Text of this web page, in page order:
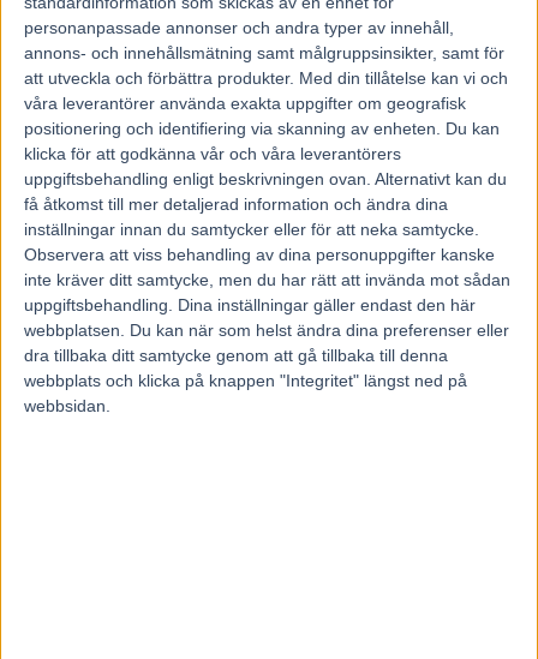
personanpassade annonser och andra typer av innehåll,
annons- och innehållsmätning samt målgruppsinsikter, samt för
att utveckla och förbättra produkter. Med din tillåtelse kan vi och
våra leverantörer använda exakta uppgifter om geografisk
positionering och identifiering via skanning av enheten. Du kan
klicka för att godkänna vår och våra leverantörers
uppgiftsbehandling enligt beskrivningen ovan. Alternativt kan du
få åtkomst till mer detaljerad information och ändra dina
inställningar innan du samtycker eller för att neka samtycke.
Observera att viss behandling av dina personuppgifter kanske
inte kräver ditt samtycke, men du har rätt att invända mot sådan
uppgiftsbehandling. Dina inställningar gäller endast den här
webbplatsen. Du kan när som helst ändra dina preferenser eller
dra tillbaka ditt samtycke genom att gå tillbaka till denna
webbplats och klicka på knappen "Integritet" längst ned på
webbsidan.
Hamre: ”Tacka högre makter”
Väl på stallbacken tog hästen ny fart.
– Det är bara att vara glad över att inga personer blev
skadade, säger Lars Anvar Kolle tilltgn.no.
Kolle var en av dem som fick sin bil smått demolerad av
hästen Key To Candy och hennes tillhörande sulky som
kastades där bakom.
– Tacka högre makter för att det inte var på påsktravet. Det